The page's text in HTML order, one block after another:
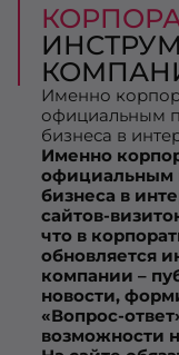
Именно
официальным
бизнеса в
Именно
официальным
бизнеса в
сайтов-
что в
обновляется
компании –
новости,
«Вопрос-
возможности